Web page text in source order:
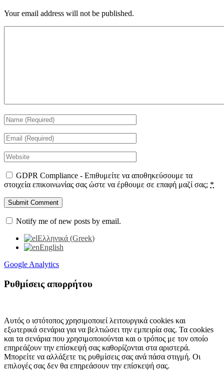
Your email address will not be published.
GDPR Compliance - Επιθυμείτε να αποθηκεύσουμε τα
στοιχεία επικοινωνίας σας ώστε να έρθουμε σε επαφή μαζί σας; *
Notify me of new posts by email.
Ελληνικά (Greek)
English
Google Analytics
Ρυθμίσεις απορρήτου
Αυτός ο ιστότοπος χρησιμοποιεί λειτουργικά cookies και
εξωτερικά σενάρια για να βελτιώσει την εμπειρία σας. Τα cookies
και τα σενάρια που χρησιμοποιούνται και ο τρόπος με τον οποίο
επηρεάζουν την επίσκεψή σας καθορίζονται στα αριστερά.
Μπορείτε να αλλάξετε τις ρυθμίσεις σας ανά πάσα στιγμή. Οι
επιλογές σας δεν θα επηρεάσουν την επίσκεψή σας.